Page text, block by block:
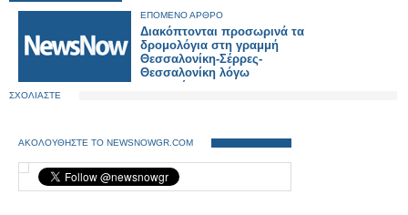
ΕΠΟΜΕΝΟ ΑΡΘΡΟ
Διακόπτονται προσωρινά τα
δρομολόγια στη γραμμή
Θεσσαλονίκη-Σέρρες-
Θεσσαλονίκη λόγω
εργασιών.
ΣΧΟΛΙΑΣΤΕ
ΑΚΟΛΟΥΘΗΣΤΕ ΤΟ NEWSNOWGR.COM